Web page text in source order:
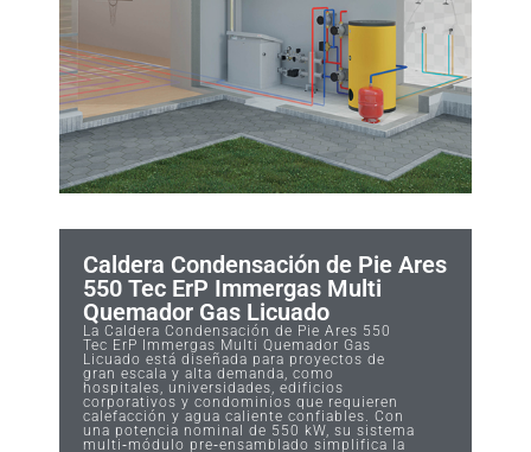
Caldera Condensación de Pie Ares
550 Tec ErP Immergas Multi
Quemador Gas Licuado
La Caldera Condensación de Pie Ares 550
Tec ErP Immergas Multi Quemador Gas
Licuado está diseñada para proyectos de
gran escala y alta demanda, como
hospitales, universidades, edificios
corporativos y condominios que requieren
calefacción y agua caliente confiables. Con
una potencia nominal de 550 kW, su sistema
multi‑módulo pre‑ensamblado simplifica la